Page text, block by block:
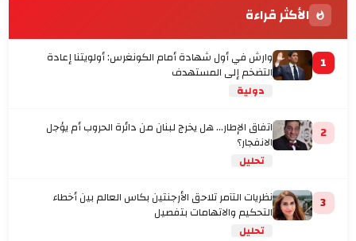
الأكثر قراءة
1 وارش في أول شهادة أمام الكونغرس: أولويتنا إعادة
التضخم إلى المستهدف
دولية
2 اتفاق الإطار... هل يخرج لبنان من دائرة الحروب أم يؤجل
الانفجار؟
تحليل
3 نظريات التآمر تلاحق الأرجنتين بكاس العالم بين أخطاء
التحكيم والاتهامات بتفصيل
تحليل